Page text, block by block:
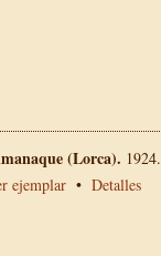
(Lorca). 1924.
ejemplar • Detalles